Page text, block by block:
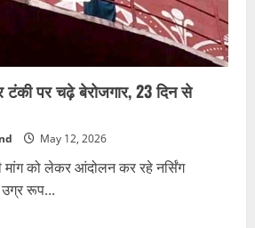
टंकी पर चढ़े बेरोजगार, 23 दिन से
May 12, 2026
मांग को लेकर आंदोलन कर रहे नर्सिंग
उग्र रूप...